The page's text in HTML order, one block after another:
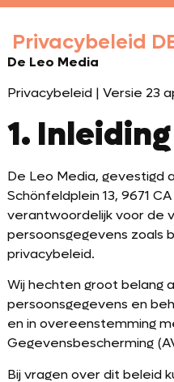
Privacybeleid
De Leo Media
Privacybeleid | Versie 23
1. Inleiding
De Leo Media, gevestigd
Schönfeldplein 13, 9671
verantwoordelijk voor de
persoonsgegevens zoals
privacybeleid.
Wij hechten groot belang
persoonsgegevens en
en in overeenstemming
Gegevensbescherming
Bij vragen over dit beleid